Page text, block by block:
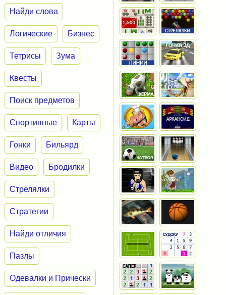
Найди слова
Логические Бизнес
Тетрисы Зума
Квесты
Поиск предметов
Спортивные Карты
Гонки Бильярд
Видео Бродилки
Стрелялки
Стратегии
Найди отличия
Пазлы
Одевалки и Прически